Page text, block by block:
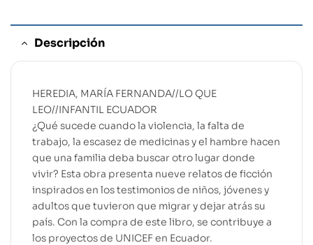
Descripción
HEREDIA, MARÍA FERNANDA//LO QUE
LEO//INFANTIL ECUADOR
¿Qué sucede cuando la violencia, la falta de
trabajo, la escasez de medicinas y el hambre hacen
que una familia deba buscar otro lugar donde
vivir? Esta obra presenta nueve relatos de ficción
inspirados en los testimonios de niños, jóvenes y
adultos que tuvieron que migrar y dejar atrás su
país. Con la compra de este libro, se contribuye a
los proyectos de UNICEF en Ecuador.